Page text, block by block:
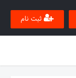
ثبت نام